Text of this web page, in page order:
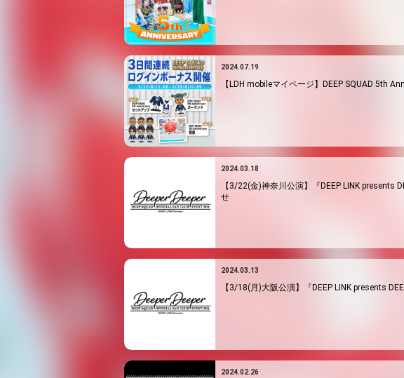
2024.07.19
【LDH mobileマイページ】DEEP SQUAD 5th
2024.03.18
【3/22(金)神奈川公演】『DEEP LINK presents
せ
2024.03.13
【3/18(月)大阪公演】『DEEP LINK presents
2024.02.26